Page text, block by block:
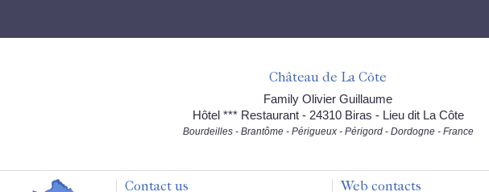
Château de La Côte
Family Olivier Guillaume
Hôtel *** Restaurant - 24310 Biras - Lieu dit La Côte
Bourdeilles - Brantôme - Périgueux - Périgord - Dordogne - France
Contact us Web contacts